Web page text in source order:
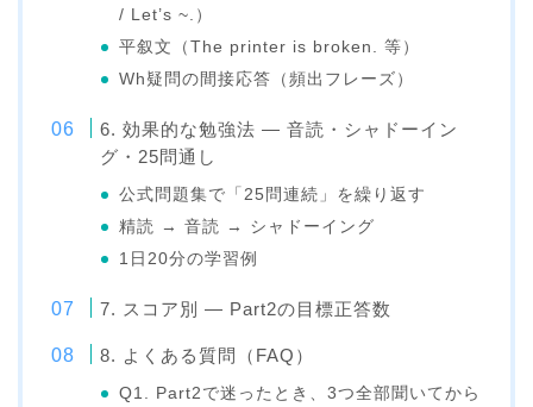
/ Let’s ~.）
平叙文（The printer is broken. 等）
Wh疑問の間接応答（頻出フレーズ）
6. 効果的な勉強法 — 音読・シャドーイン
グ・25問通し
公式問題集で「25問連続」を繰り返す
精読 → 音読 → シャドーイング
1日20分の学習例
7. スコア別 — Part2の目標正答数
8. よくある質問（FAQ）
Q1. Part2で迷ったとき、3つ全部聞いてから